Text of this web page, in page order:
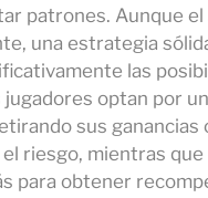
patrones. Aunque el
una estrategia
las
jugadores optan por
sus ganancias
el riesgo, mientras
para obtener